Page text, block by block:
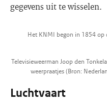
gegevens uit te wisselen.
Het KNMI begon in 1854
Televisieweerman Joop den
weerpraatjes (Bron:
Luchtvaart